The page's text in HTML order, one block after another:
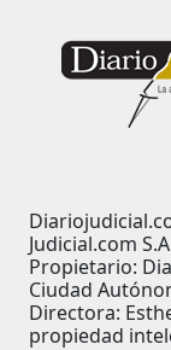
Judicial.com
Propietario:
Ciudad
Directora:
propiedad